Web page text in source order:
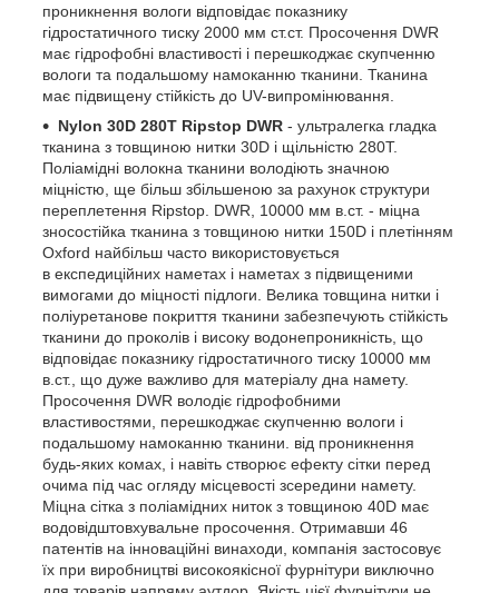
проникнення вологи відповідає показнику
гідростатичного тиску 2000 мм ст.ст. Просочення DWR
має гідрофобні властивості і перешкоджає скупченню
вологи та подальшому намоканню тканини. Тканина
має підвищену стійкість до UV-випромінювання.
Nylon 30D 280T Ripstop DWR - ультралегка гладка
тканина з товщиною нитки 30D і щільністю 280T.
Поліамідні волокна тканини володіють значною
міцністю, ще більш збільшеною за рахунок структури
переплетення Ripstop. DWR, 10000 мм в.ст. - міцна
зносостійка тканина з товщиною нитки 150D і плетінням
Oxford найбільш часто використовується
в експедиційних наметах і наметах з підвищеними
вимогами до міцності підлоги. Велика товщина нитки і
поліуретанове покриття тканини забезпечують стійкість
тканини до проколів і високу водонепроникність, що
відповідає показнику гідростатичного тиску 10000 мм
в.ст., що дуже важливо для матеріалу дна намету.
Просочення DWR володіє гідрофобними
властивостями, перешкоджає скупченню вологи і
подальшому намоканню тканини. від проникнення
будь-яких комах, і навіть створює ефекту сітки перед
очима під час огляду місцевості зсередини намету.
Міцна сітка з поліамідних ниток з товщиною 40D має
водовідштовхувальне просочення. Отримавши 46
патентів на інноваційні винаходи, компанія застосовує
їх при виробництві високоякісної фурнітури виключно